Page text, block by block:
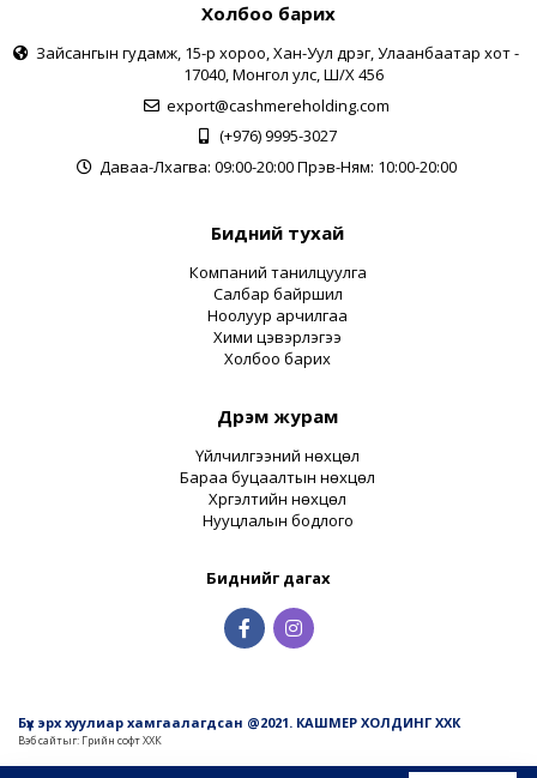
Холбоо барих
Зайсангын гудамж, 15-р хороо, Хан-Уул дүүрэг, Улаанбаатар хот -
17040, Монгол улс, Ш/Х 456
export@cashmereholding.com
(+976) 9995-3027
Даваа-Лхагва: 09:00-20:00 Пүрэв-Ням: 10:00-20:00
Бидний тухай
Компаний танилцуулга
Салбар байршил
Ноолуур арчилгаа
Хими цэвэрлэгээ
Холбоо барих
Дүрэм журам
Үйлчилгээний нөхцөл
Бараа буцаалтын нөхцөл
Хүргэлтийн нөхцөл
Нууцлалын бодлого
Биднийг дагах
Бүх эрх хуулиар хамгаалагдсан @2021. КАШМЕР ХОЛДИНГ ХХК
Вэб сайтыг: Грийн софт ХХК